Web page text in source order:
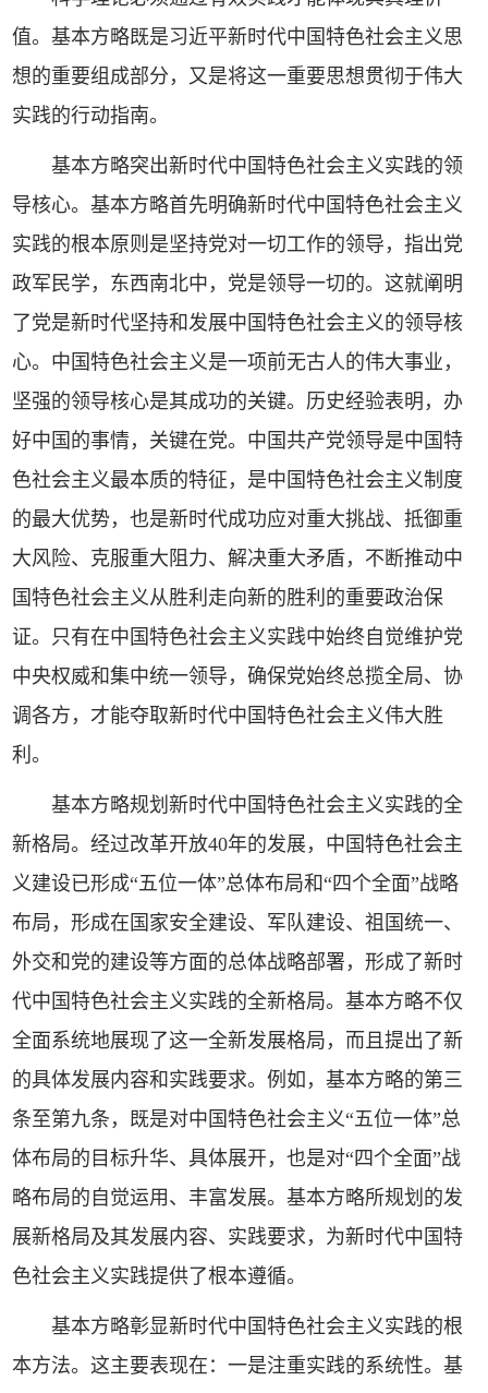
值。基本方略既是习近平新时代中国特色社会主义思
想的重要组成部分，又是将这一重要思想贯彻于伟大
实践的行动指南。
基本方略突出新时代中国特色社会主义实践的领
导核心。基本方略首先明确新时代中国特色社会主义
实践的根本原则是坚持党对一切工作的领导，指出党
政军民学，东西南北中，党是领导一切的。这就阐明
了党是新时代坚持和发展中国特色社会主义的领导核
心。中国特色社会主义是一项前无古人的伟大事业，
坚强的领导核心是其成功的关键。历史经验表明，办
好中国的事情，关键在党。中国共产党领导是中国特
色社会主义最本质的特征，是中国特色社会主义制度
的最大优势，也是新时代成功应对重大挑战、抵御重
大风险、克服重大阻力、解决重大矛盾，不断推动中
国特色社会主义从胜利走向新的胜利的重要政治保
证。只有在中国特色社会主义实践中始终自觉维护党
中央权威和集中统一领导，确保党始终总揽全局、协
调各方，才能夺取新时代中国特色社会主义伟大胜
利。
基本方略规划新时代中国特色社会主义实践的全
新格局。经过改革开放40年的发展，中国特色社会主
义建设已形成“五位一体”总体布局和“四个全面”战略
布局，形成在国家安全建设、军队建设、祖国统一、
外交和党的建设等方面的总体战略部署，形成了新时
代中国特色社会主义实践的全新格局。基本方略不仅
全面系统地展现了这一全新发展格局，而且提出了新
的具体发展内容和实践要求。例如，基本方略的第三
条至第九条，既是对中国特色社会主义“五位一体”总
体布局的目标升华、具体展开，也是对“四个全面”战
略布局的自觉运用、丰富发展。基本方略所规划的发
展新格局及其发展内容、实践要求，为新时代中国特
色社会主义实践提供了根本遵循。
基本方略彰显新时代中国特色社会主义实践的根
本方法。这主要表现在：一是注重实践的系统性。基